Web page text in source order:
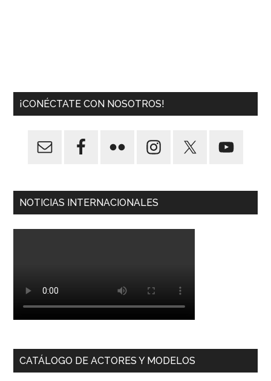
¡CONÉCTATE CON NOSOTROS!
NOTICIAS INTERNACIONALES
CATÁLOGO DE ACTORES Y MODELOS